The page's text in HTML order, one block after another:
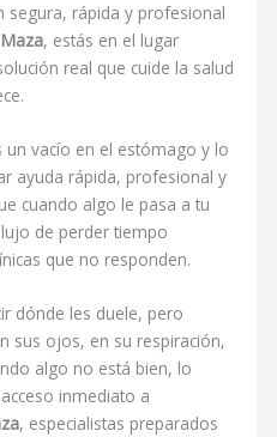
segura, rápida y profesional
, estás en el lugar
real que cuide la salud
un vacío en el estómago y lo
ayuda rápida, profesional y
cuando algo le pasa a tu
de perder tiempo
que no responden.
dónde les duele, pero
sus ojos, en su respiración,
algo no está bien, lo
inmediato a
, especialistas preparados